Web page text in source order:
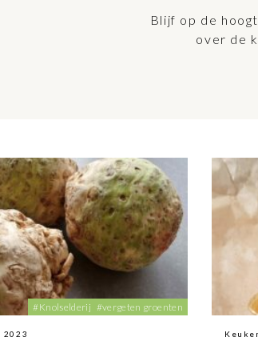
Blijf op de
over de
#Knolselderij #vergeten groenten
2023